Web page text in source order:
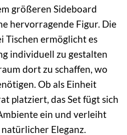
größeren Sideboard
hervorragende Figur. Die
Tischen ermöglicht es
individuell zu gestalten
dort zu schaffen, wo
Ob als Einheit
platziert, das Set fügt sich
ein und verleiht
Eleganz.